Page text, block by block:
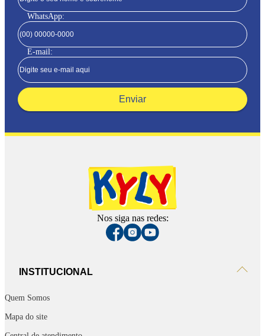
WhatsApp:
E-mail:
Enviar
Nos siga nas redes:
INSTITUCIONAL
Quem Somos
Mapa do site